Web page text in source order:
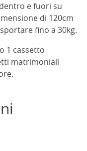
e fuori su
di 120cm
fino a 30kg.
1 cassetto
matrimoniali